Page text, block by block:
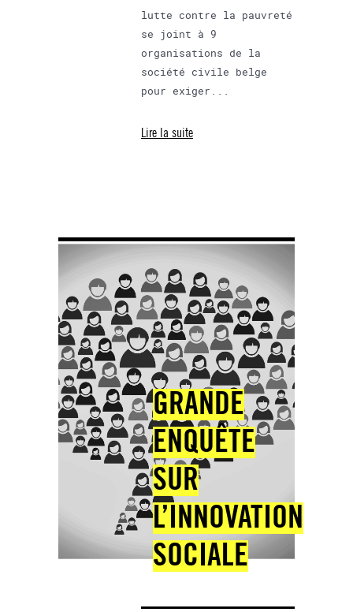
lutte contre la pauvreté
se joint à 9
organisations de la
société civile belge
pour exiger...
Lire la suite
GRANDE
ENQUÊTE
SUR
L’INNOVATION
SOCIALE